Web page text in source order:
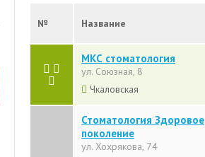
№ Название
МКС стоматология
ул. Союзная, 8
Чкаловская
Стоматология Здоровое
поколение
ул. Хохрякова, 74